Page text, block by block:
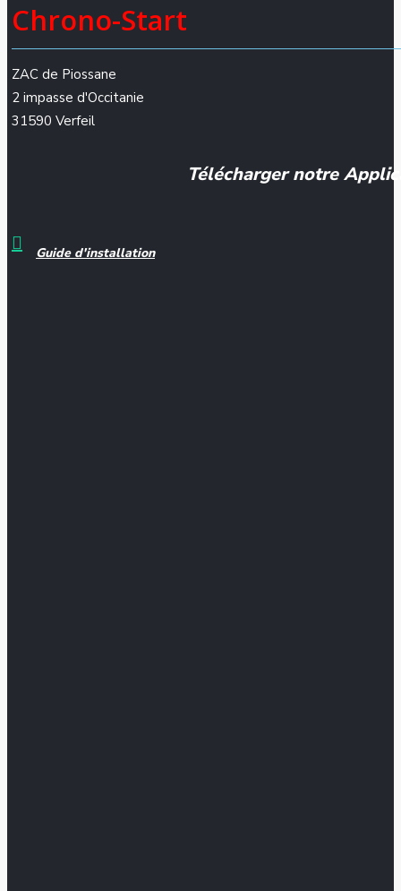
Chrono-Start
ZAC de Piossane
2 impasse d'Occitanie
31590 Verfeil
Télécharger notre
Guide d'installation